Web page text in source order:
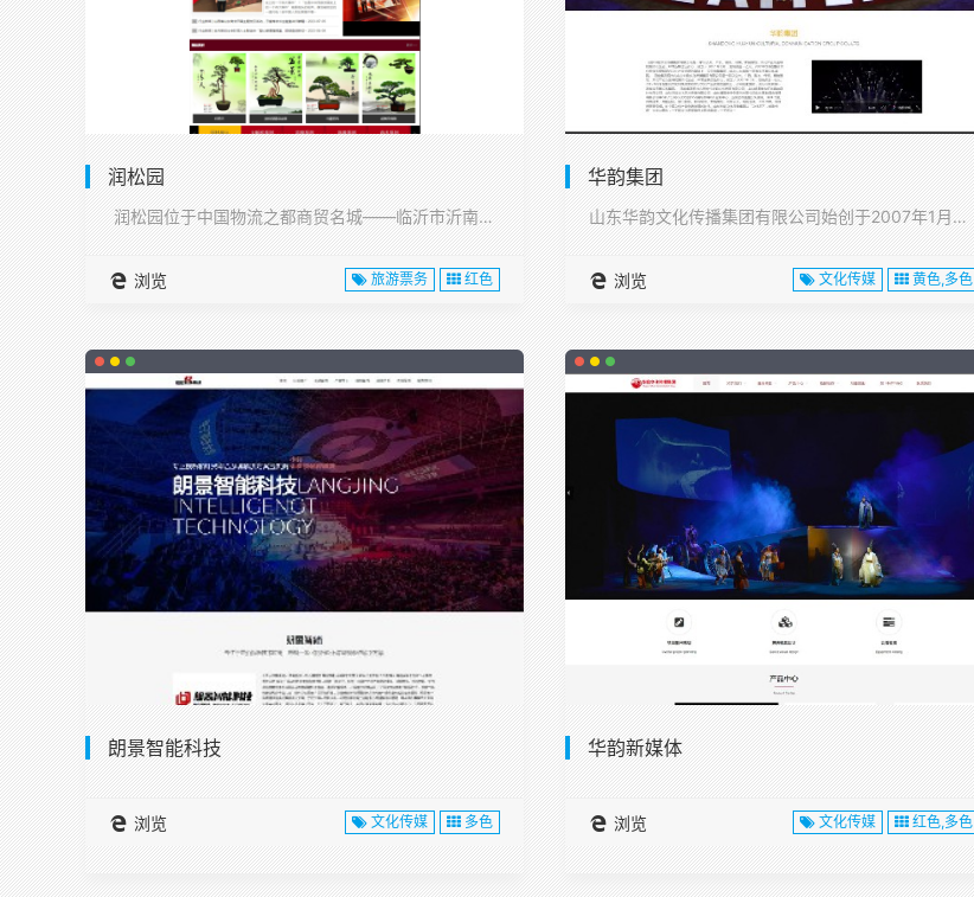
润松园
润松园位于中国物流之都商贸名城——临沂市沂南县,···
浏览 旅游票务 红色
华韵集团
山东华韵文化传播集团有限公司始创于2007年1月，注册资本1···
浏览 文化传媒 黄色,多色
朗景智能科技
浏览 文化传媒 多色
华韵新媒体
浏览 文化传媒 红色,多色